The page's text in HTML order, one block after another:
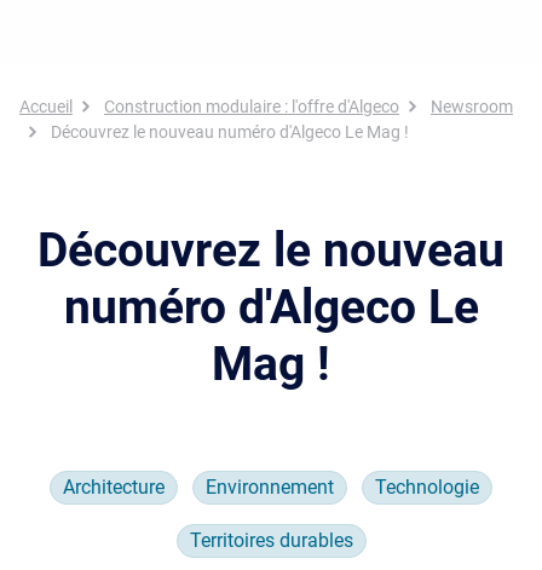
Fil d'Ariane
Accueil Construction modulaire : l'offre d'Algeco
Newsroom
Découvrez le nouveau numéro d'Algeco Le Mag !
Découvrez le nouveau
numéro d'Algeco Le
Mag !
Architecture Environnement Technologie
Territoires durables